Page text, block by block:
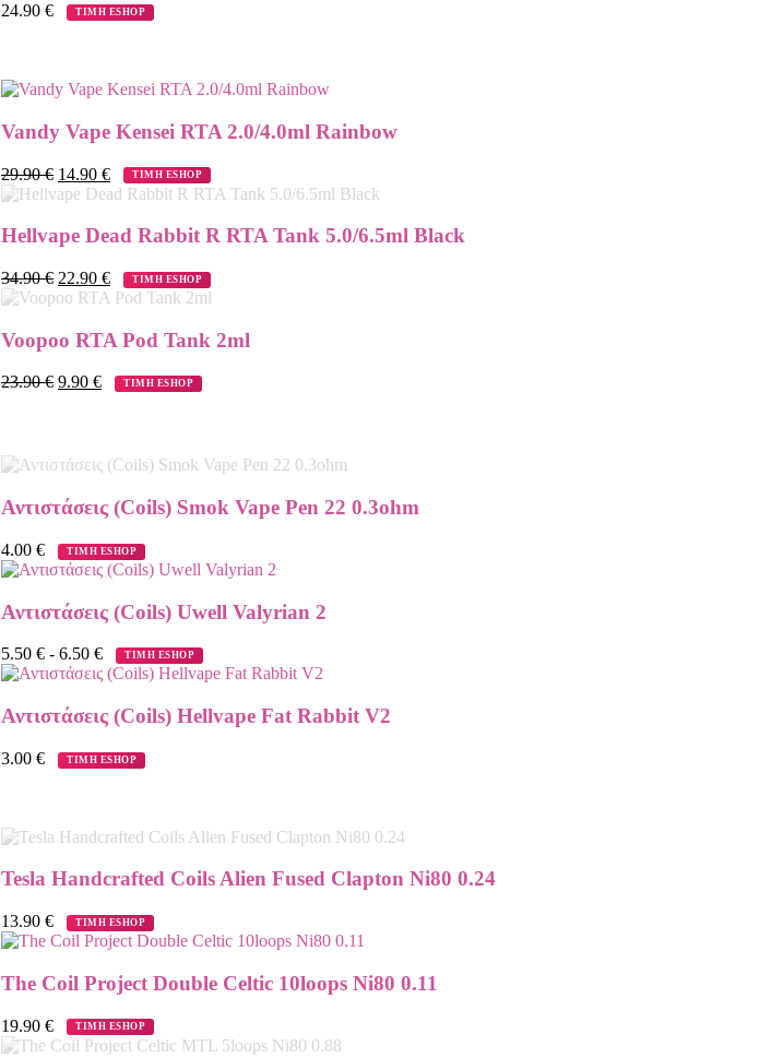
24.90 € ΤΙΜΗ ESHOP
Vandy Vape Kensei RTA 2.0/4.0ml Rainbow
29.90€ 14.90 € ΤΙΜΗ ESHOP
Hellvape Dead Rabbit R RTA Tank 5.0/6.5ml Black
34.90€ 22.90 € ΤΙΜΗ ESHOP
Voopoo RTA Pod Tank 2ml
23.90€ 9.90 € ΤΙΜΗ ESHOP
Αντιστάσεις (Coils) Smok Vape Pen 22 0.3ohm
4.00 € ΤΙΜΗ ESHOP
Αντιστάσεις (Coils) Uwell Valyrian 2
5.50 € - 6.50 € ΤΙΜΗ ESHOP
Αντιστάσεις (Coils) Hellvape Fat Rabbit V2
3.00 € ΤΙΜΗ ESHOP
Tesla Handcrafted Coils Alien Fused Clapton Ni80 0.24
13.90 € ΤΙΜΗ ESHOP
The Coil Project Double Celtic 10loops Ni80 0.11
19.90 € ΤΙΜΗ ESHOP